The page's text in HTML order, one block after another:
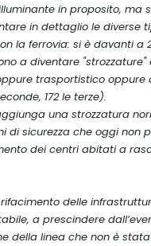
in proposito, ma
in dettaglio le diverse
la ferrovia: si è davanti a
a diventare "strozzature"
trasportistico oppure
172 le terze).
una strozzatura
di sicurezza che oggi non
dei centri abitati a
delle
a prescindere
della linea che non è